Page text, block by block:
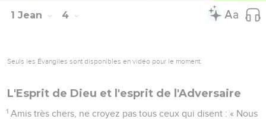
1 Jean 4
Seuls les Évangiles sont disponibles en vidéo pour le moment.
L'Esprit de Dieu et l'esprit de l'Adversaire
1 Amis très chers, ne croyez pas tous ceux qui disent : « Nous